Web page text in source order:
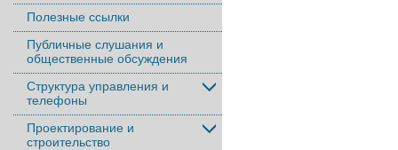
Полезные ссылки
Публичные слушания и
общественные обсуждения
Структура управления и
телефоны
Проектирование и
строительство